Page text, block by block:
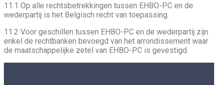
11.1 Op alle rechtsbetrekkingen tussen EHBO-PC en de
wederpartij is het Belgisch recht van toepassing.
11.2 Voor geschillen tussen EHBO-PC en de wederpartij zijn
enkel de rechtbanken bevoegd van het arrondissement waar
de maatschappelijke zetel van EHBO-PC is gevestigd.